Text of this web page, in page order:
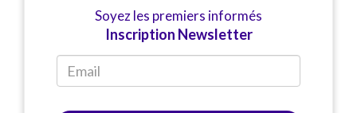
Soyez les premiers informés
Inscription Newsletter